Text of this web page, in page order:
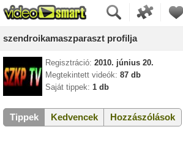
szendroikamaszparaszt profilja
Regisztráció: 2010. június 20.
Megtekintett videók: 87 db
Saját tippek: 1 db
Tippek Kedvencek Hozzászólások